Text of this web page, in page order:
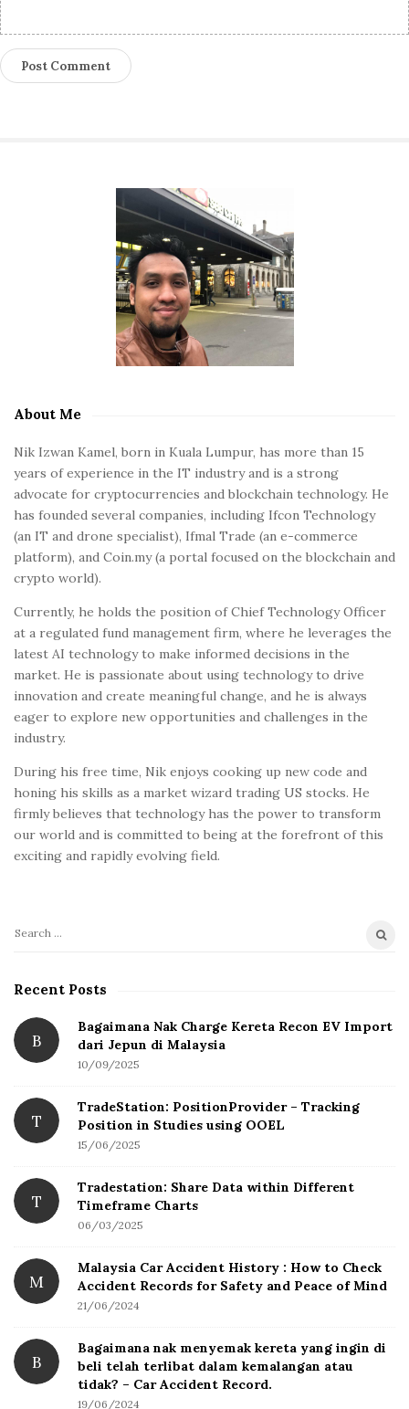
a
r
About Me
Nik Izwan Kamel, born in Kuala Lumpur, has more than 15
years of experience in the IT industry and is a strong
advocate for cryptocurrencies and blockchain technology. He
has founded several companies, including Ifcon Technology
(an IT and drone specialist), Ifmal Trade (an e-commerce
platform), and Coin.my (a portal focused on the blockchain and
crypto world).
Currently, he holds the position of Chief Technology Officer
at a regulated fund management firm, where he leverages the
latest AI technology to make informed decisions in the
market. He is passionate about using technology to drive
innovation and create meaningful change, and he is always
eager to explore new opportunities and challenges in the
industry.
During his free time, Nik enjoys cooking up new code and
honing his skills as a market wizard trading US stocks. He
firmly believes that technology has the power to transform
our world and is committed to being at the forefront of this
exciting and rapidly evolving field.
S
a
c
h
r
:
Recent Posts
B
Bagaimana Nak Charge Kereta Recon EV Import
dari Jepun di Malaysia
10/09/2025
T
TradeStation: PositionProvider – Tracking
Position in Studies using OOEL
15/06/2025
T
Tradestation: Share Data within Different
Timeframe Charts
06/03/2025
M
Malaysia Car Accident History : How to Check
Accident Records for Safety and Peace of Mind
21/06/2024
B
Bagaimana nak menyemak kereta yang ingin di
beli telah terlibat dalam kemalangan atau
tidak? – Car Accident Record.
19/06/2024